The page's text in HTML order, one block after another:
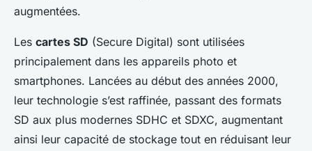
augmentées.
Les cartes SD (Secure Digital) sont utilisées
principalement dans les appareils photo et
smartphones. Lancées au début des années 2000,
leur technologie s’est raffinée, passant des formats
SD aux plus modernes SDHC et SDXC, augmentant
ainsi leur capacité de stockage tout en réduisant leur